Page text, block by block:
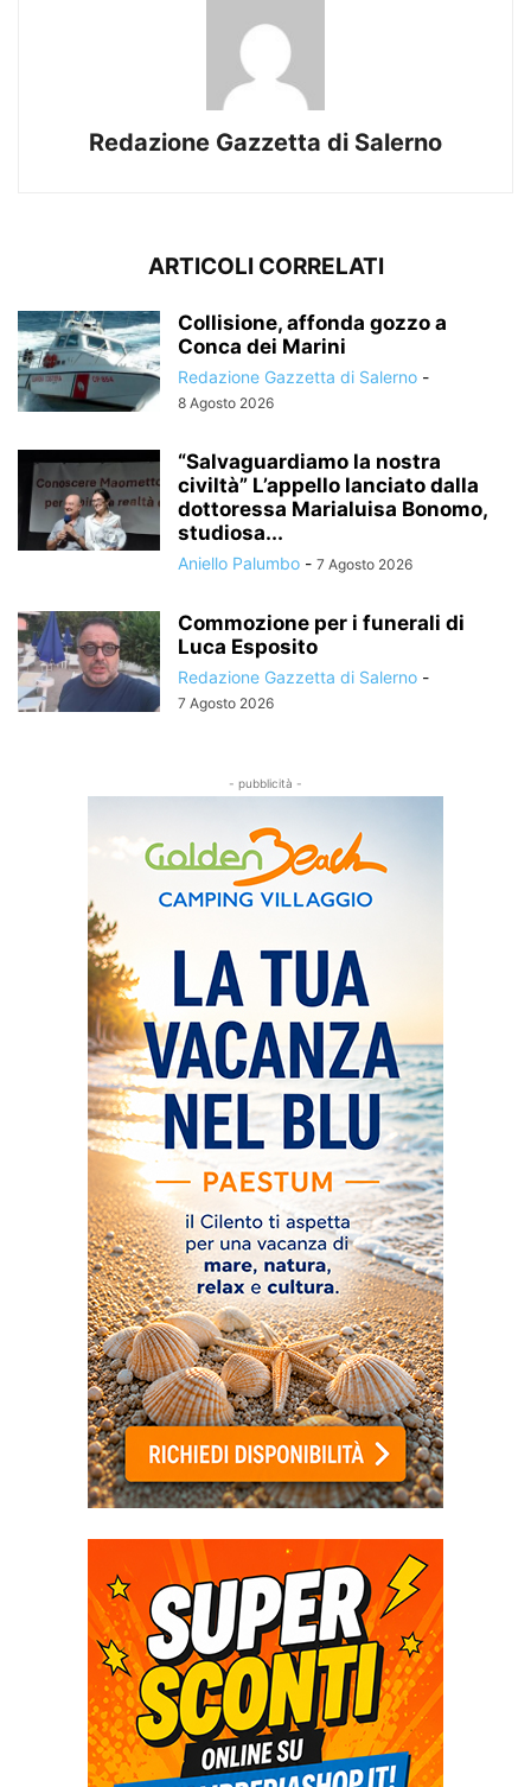
Redazione Gazzetta di Salerno
ARTICOLI CORRELATI
Collisione, affonda gozzo a
Conca dei Marini
Redazione Gazzetta di Salerno -
8 Agosto 2026
“Salvaguardiamo la nostra
civiltà” L’appello lanciato dalla
dottoressa Marialuisa Bonomo,
studiosa...
Aniello Palumbo - 7 Agosto 2026
Commozione per i funerali di
Luca Esposito
Redazione Gazzetta di Salerno -
7 Agosto 2026
- pubblicità -